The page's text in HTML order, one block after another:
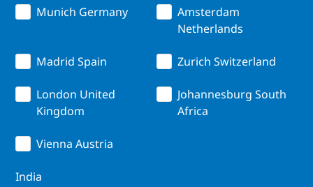
Munich Germany
Amsterdam
Netherlands
Madrid Spain Zurich Switzerland
London United
Kingdom
Johannesburg South
Africa
Vienna Austria
India